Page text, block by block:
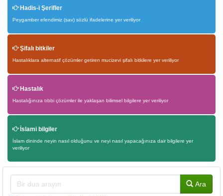
Hadis-i Şerifler
Peygamber efendimiz (sav) sözlü ifadelerine yer veriliyor
Şifalı bitkiler
Hastalıklara alternatif çözümler getiren mucizevi şifalı bitkilere yer veriliyor
Hastalık
Hastalığınıza tıbbi çözümler ile yaklaşan bilimsel bilgilere yer veriliyor
İslami bilgiler
İslam dininde neyin nasıl olduğunu ve neyi nasıl yapacağınıza dair bilgilere yer
veriliyor
Ara